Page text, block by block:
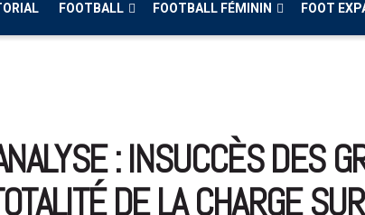
FOOTBALL FOOTBALL FÉMININ FOOT
: INSUCCÈS DES
DE LA CHARGE